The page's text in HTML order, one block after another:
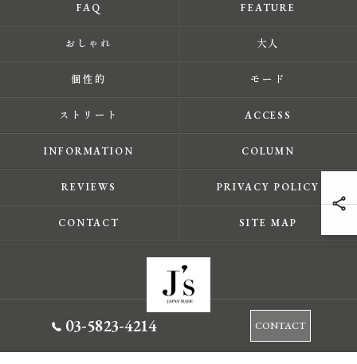
03-5823-4214 CONTACT
FAQ FEATURE
おしゃれ 大人
個性的 モード
ストリート ACCESS
INFORMATION COLUMN
REVIEWS PRIVACY POLICY
CONTACT SITE MAP
© 2026 東京都蔵前のセレクトショップならJ's ALL RIGHTS RESERVED.